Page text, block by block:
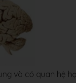
và có quan hệ